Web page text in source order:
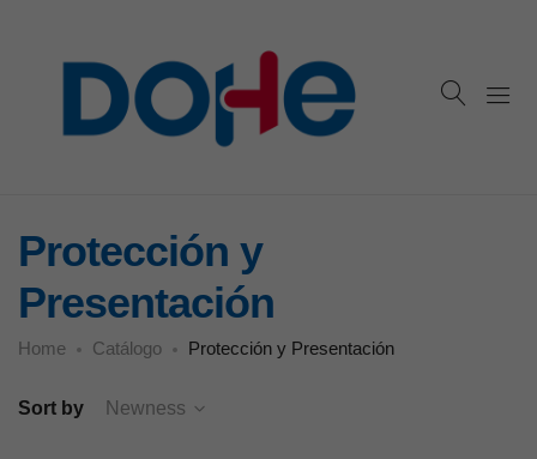
Protección y
Presentación
Home Catálogo Protección y Presentación
Sort by Newness